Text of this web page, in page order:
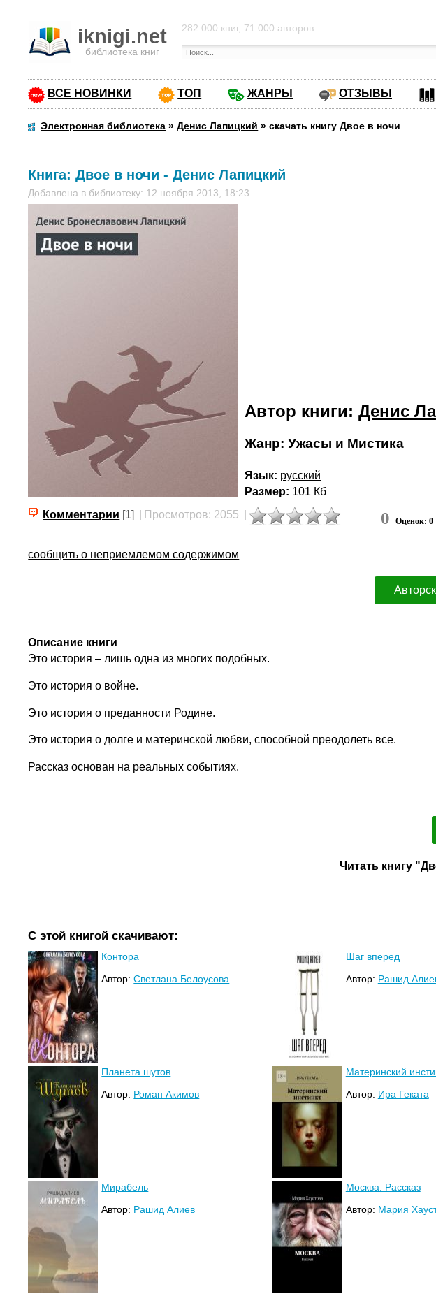
iknigi.net
библиотека книг
282 000 книг, 71 000 авторов
ВСЕ НОВИНКИ ТОП ЖАНРЫ ОТЗЫВЫ
Электронная библиотека »Денис Лапицкий »скачать книгу Двое в ночи
Книга:Двое в ночи -Денис Лапицкий
Добавлена в библиотеку: 12 ноября 2013, 18:23
Автор книги:Денис
Жанр:Ужасы и Мистика
Язык: русский
Размер: 101 Кб
Комментарии [1] Просмотров: 2055 0 Оценок: 0
сообщить о неприемлемом содержимом
Описание книги
Это история – лишь одна из многих подобных.
Это история о войне.
Это история о преданности Родине.
Это история о долге и материнской любви, способной преодолеть все.
Рассказ основан на реальных событиях.
Читать книгу
С этой книгой скачивают:
Контора
Автор:Светлана Белоусова
Шаг вперед
Автор: Рашид
Планета шутов
Автор: Роман Акимов
Материнский
Автор: Ира Геката
Мирабель
Автор: Рашид Алиев
Москва. Рассказ
Автор: Мария